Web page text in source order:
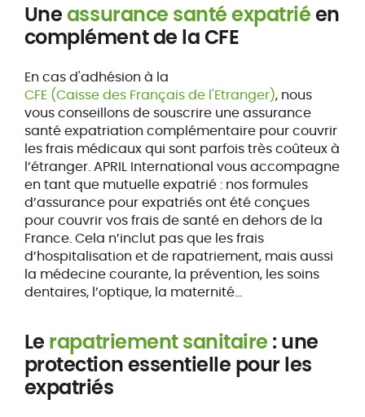
Uneassurance santé expatriéen
complément de la CFE
En cas d'adhésion à la
CFE (Caisse des Français de l'Etranger), nous
vous conseillons de souscrire une assurance
santé expatriation complémentaire pour couvrir
les frais médicaux qui sont parfois très coûteux à
l’étranger. APRIL International vous accompagne
en tant que mutuelle expatrié : nos formules
d’assurance pour expatriés ont été conçues
pour couvrir vos frais de santé en dehors de la
France. Cela n’inclut pas que les frais
d’hospitalisation et de rapatriement, mais aussi
la médecine courante, la prévention, les soins
dentaires, l’optique, la maternité...
Le rapatriement sanitaire : une
protection essentielle pour les
expatriés